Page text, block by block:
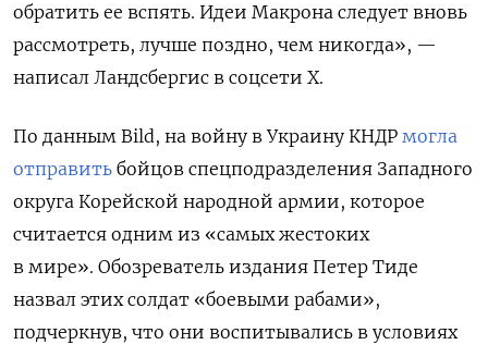
обратить ее вспять. Идеи Макрона следует вновь
рассмотреть, лучше поздно, чем никогда», —
написал Ландсбергис в соцсети X.
По данным Bild, на войну в Украину КНДР могла
отправить бойцов спецподразделения Западного
округа Корейской народной армии, которое
считается одним из «самых жестоких
в мире». Обозреватель издания Петер Тиде
назвал этих солдат «боевыми рабами»,
подчеркнув, что они воспитывались в условиях